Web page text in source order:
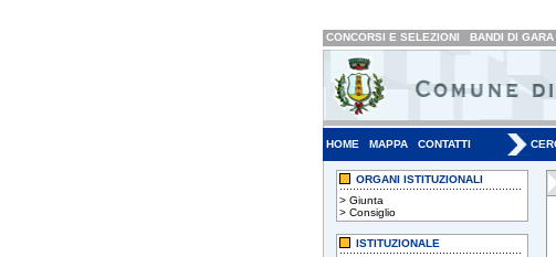
CONCORSI E SELEZIONI BANDI DI GARA
HOME MAPPA CONTATTI
ORGANI ISTITUZIONALI
> Giunta
> Consiglio
ISTITUZIONALE